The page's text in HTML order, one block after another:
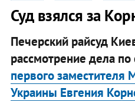
Суд взялся за
Печерский райсуд
рассмотрение дела по
первого заместителя
Украины Евгения